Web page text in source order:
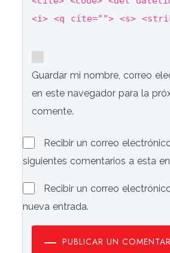
<i> <q cite=""> <s>
Guardar mi nombre, correo
en este navegador para la
comente.
Recibir un correo
siguientes comentarios a esta
Recibir un correo
nueva entrada.
PUBLICAR UN